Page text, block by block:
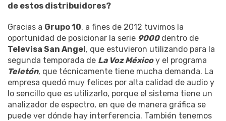
de estos distribuidores?
Gracias a Grupo 10, a fines de 2012 tuvimos la
oportunidad de posicionar la serie 9000dentro de
Televisa San Angel, que estuvieron utilizando para la
segunda temporada de La Voz Méxicoy el programa
Teletón, que técnicamente tiene mucha demanda. La
empresa quedó muy felices por alta calidad de audio y
lo sencillo que es utilizarlo, porque el sistema tiene un
analizador de espectro, en que de manera gráfica se
puede ver dónde hay interferencia. También tenemos